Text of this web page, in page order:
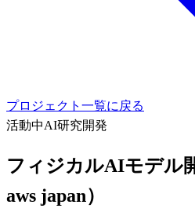
プロジェクト一覧に戻る
活動中AI研究開発
フィジカルAIモデル
aws japan）